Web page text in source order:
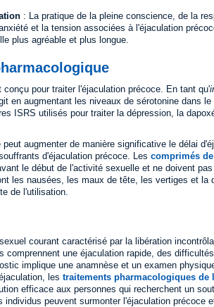
: La pratique de la pleine conscience, de la
et la tension associées à l'éjaculation
plus agréable et plus longue.
pour traiter l'éjaculation précoce. En tant qu'
en augmentant les niveaux de sérotonine dans
ISRS utilisés pour traiter la dépression, la
augmenter de manière significative le délai
d'éjaculation précoce. Les comprimés
le début de l'activité sexuelle et ne doivent
les nausées, les maux de tête, les vertiges et la
de l'utilisation.
courant caractérisé par la libération
une éjaculation rapide, des
implique une anamnèse et un examen
les traitements pharmacologiques de
efficace aux personnes qui recherchent un
peuvent surmonter l'éjaculation précoce